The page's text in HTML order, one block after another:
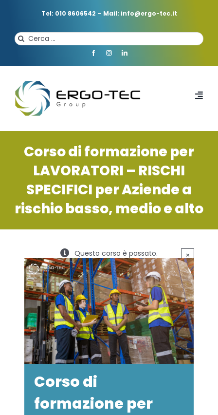
Tel: 010 8606542 – Mail: info@ergo-tec.it
Cerca
per:
HOME
CHI SIAMO
PROFESSIONISTI
SERVIZI
FORMAZIONE
NEWS
EVENTI NOVITÀ
CONTATTI
Corso di formazione per
LAVORATORI – RISCHI
SPECIFICI per Aziende a
rischio basso, medio e alto
Questo corso è passato. ×
Corso di
formazione per